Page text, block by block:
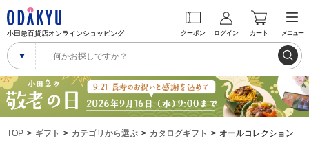
小田急百貨店オンラインショッピング クーポン ログイン カート メニュー
TOP ギフト カテゴリから選ぶ カタログギフト オールコレクション